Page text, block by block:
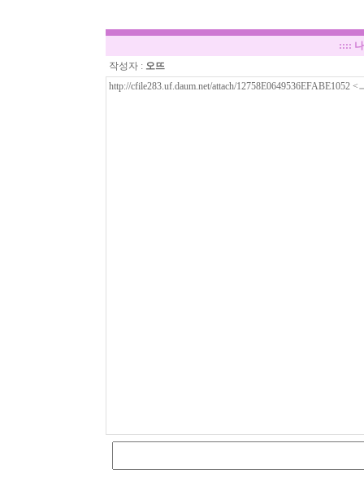
::::
작성자 : 오뜨
http://cfile283.uf.daum.net/attach/12758E0649536EFABE1052 <